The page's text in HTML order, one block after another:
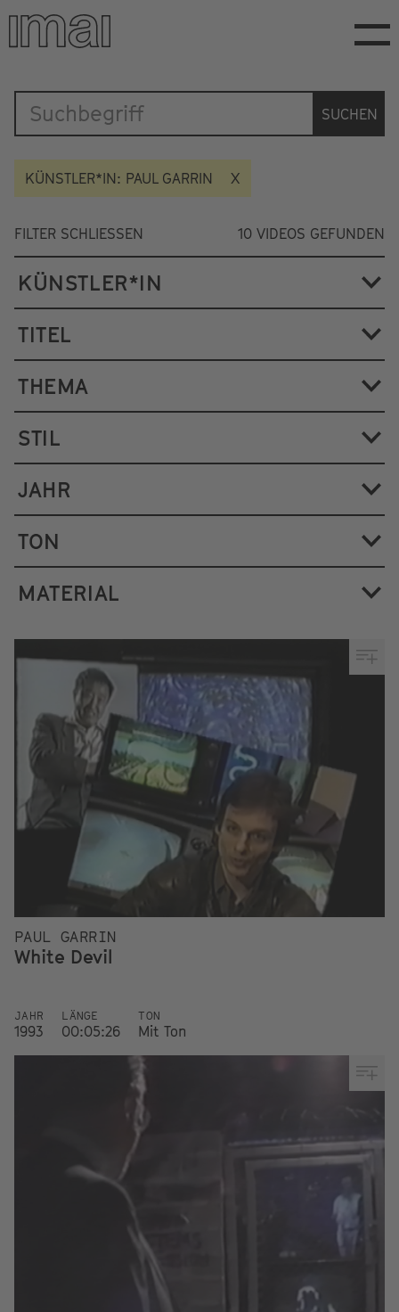
Direkt
zum
Inhalt
Katalog
SUCHEN
KÜNSTLER*IN: PAUL GARRIN
FILTER SCHLIESSEN 10 VIDEOS GEFUNDEN
KÜNSTLER*IN
TITEL
THEMA
STIL
JAHR
TON
MATERIAL
PAUL GARRIN
White Devil
JAHR
1993
LÄNGE
00:05:26
TON
Mit Ton